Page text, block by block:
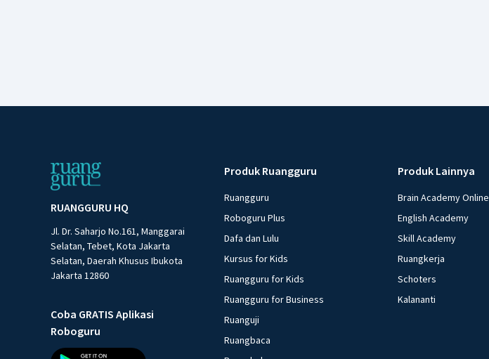
RUANGGURU HQ
Jl. Dr. Saharjo No.161, Manggarai
Selatan, Tebet, Kota Jakarta
Selatan, Daerah Khusus Ibukota
Jakarta 12860
Coba GRATIS Aplikasi
Roboguru
Produk Ruangguru
Ruangguru
Roboguru Plus
Dafa dan Lulu
Kursus for Kids
Ruangguru for Kids
Ruangguru for Business
Ruanguji
Ruangbaca
Produk Lainnya
Brain Academy Online
English Academy
Skill Academy
Ruangkerja
Schoters
Kalananti